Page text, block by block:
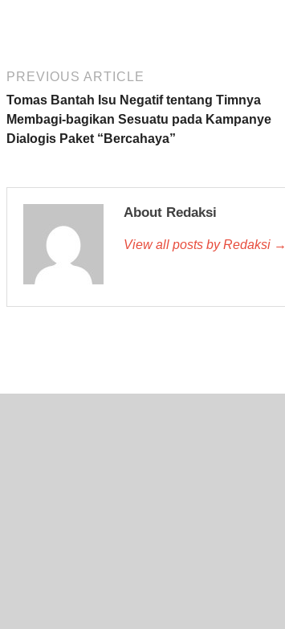
PREVIOUS ARTICLE
Tomas Bantah Isu Negatif tentang Timnya
Membagi-bagikan Sesuatu pada Kampanye
Dialogis Paket “Bercahaya”
About Redaksi
View all posts by Redaksi →